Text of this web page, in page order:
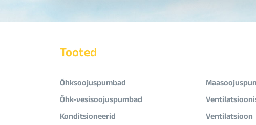
Tooted
Õhksoojuspumbad
Õhk-vesisoojuspumbad
Konditsioneerid
Ventilatsioon